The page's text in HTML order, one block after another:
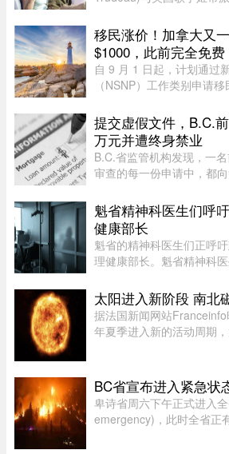
动和拥吻，举止形影不离，
点，也成功吸引美国参议
移民涨价！加拿大又
$1000，此前完全免费
自 9 月 1 日起，计划通过
（NSNP）工作类别申请
$2,000 的申请费，同样从
科舍省政府于 2026 年 8
提交虚假文件，B.C.
万元并遭终身禁业
B.C.省监管机构发现，一
审查的每一份申请中，都
魁省精神科医生们呼
健康部长
魁省的精神科医生们正呼
理健康部长。魁省精神科
保心理健康问题在选举周
事项。在蒙特利尔无家可
太阳进入新阶段 南北
据法国新闻网站
年夏季进入新的活动周期
南磁极，南磁极则转变为北
BC省宣布进入紧急状
卑诗省周六下午正式进入
emergency)，此时全省正